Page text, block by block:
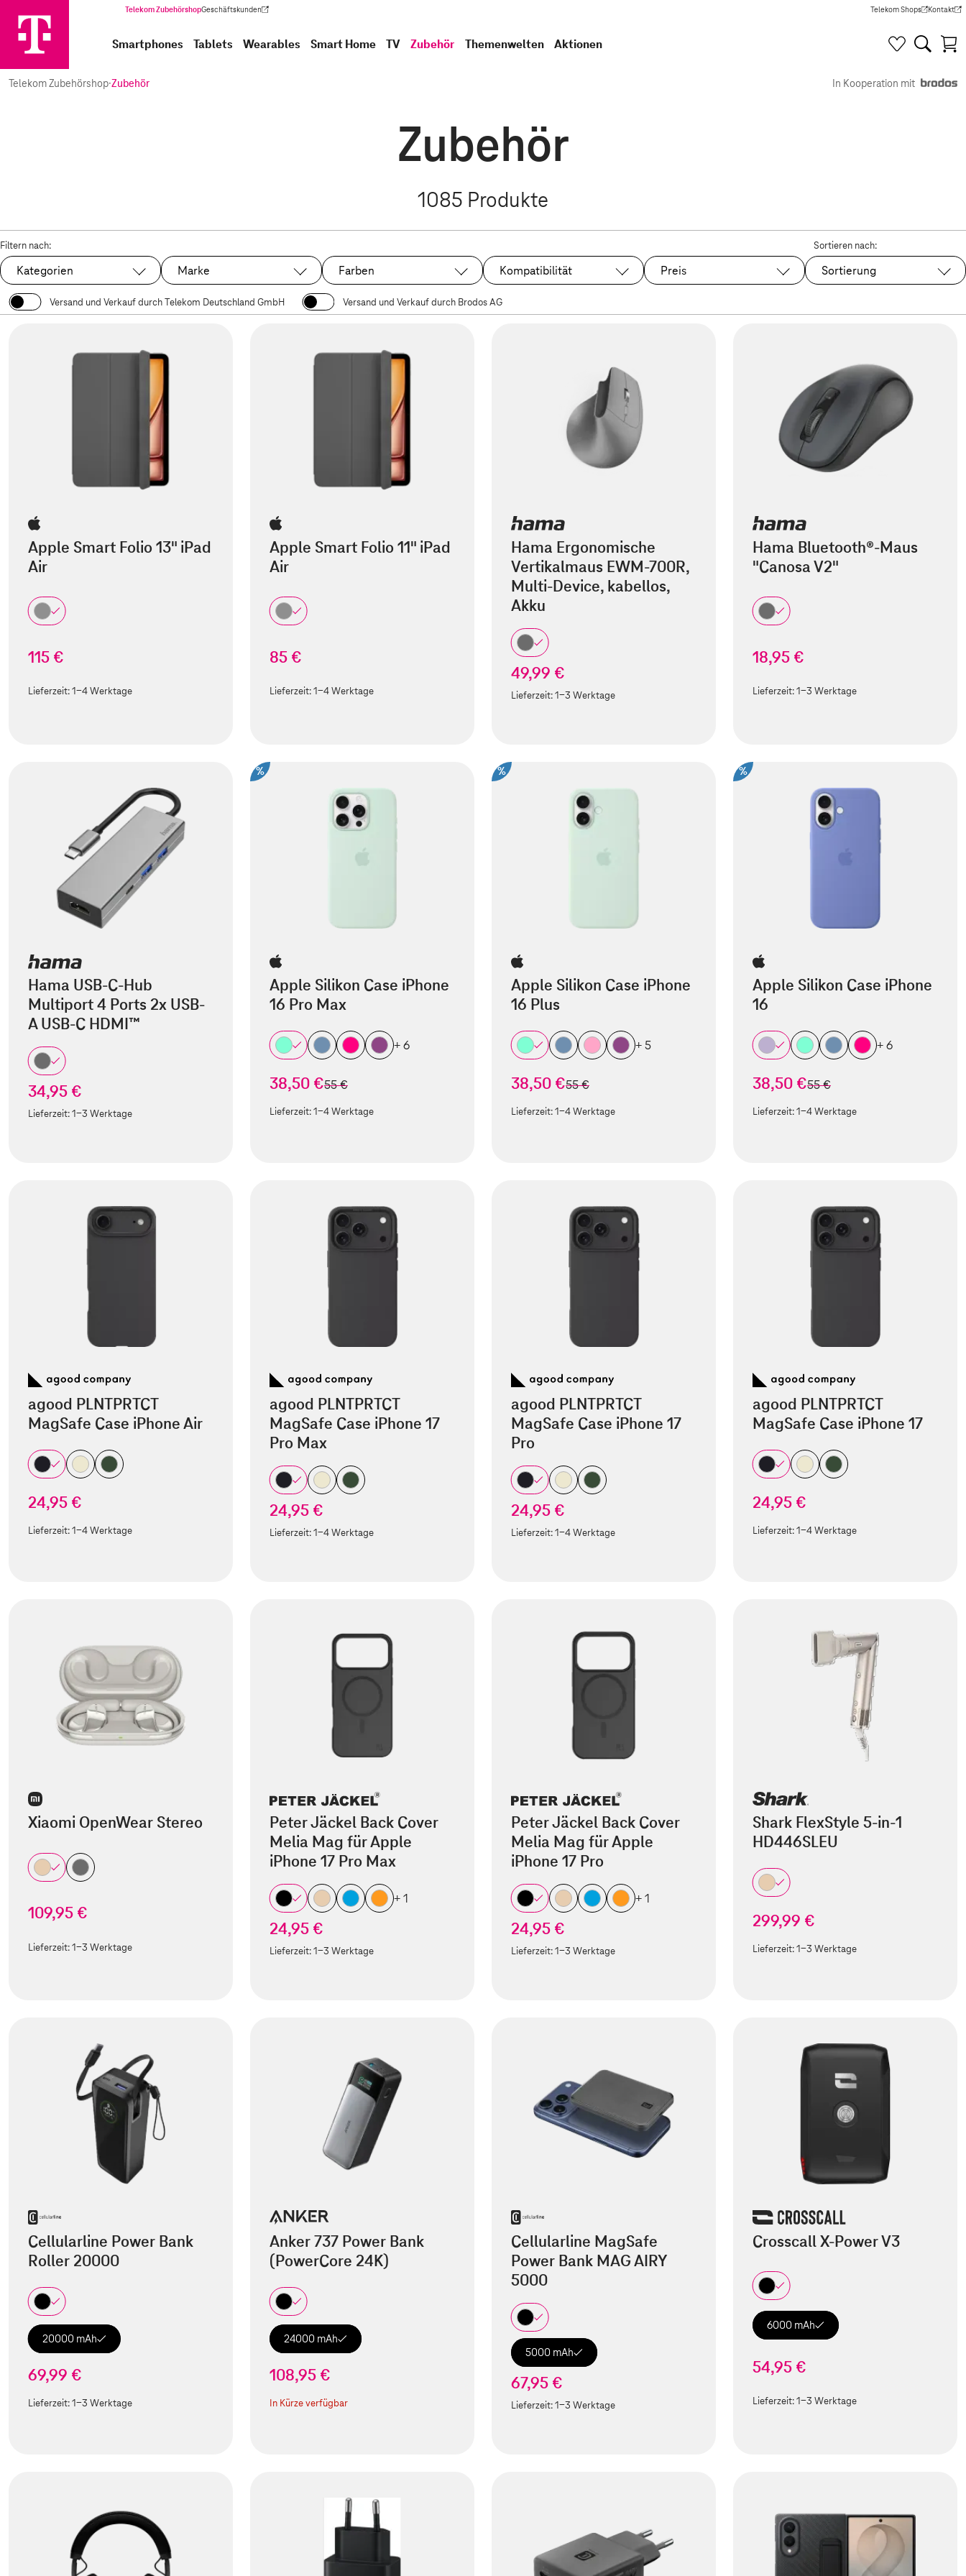
Telekom ZubehörshopGeschäftskunden
(Wird in einem neuen Tab geöffnet) Telekom Shops
(Wird in einem neuen Tab
Kontakt
(Wird in
Smartphones Tablets Wearables Smart Home TV Zubehör Themenwelten Aktionen
Telekom Zubehörshop·Zubehör In Kooperation mit
Zubehör
1085 Produkte
Filtern nach:
Kategorien Marke Farben Kompatibilität Preis
Sortieren nach:
Sortierung
Versand und Verkauf durch Telekom Deutschland GmbH Versand und Verkauf durch Brodos AG
Apple Smart Folio 13" iPad
Air
115 €
Lieferzeit:1-4 Werktage
Apple Smart Folio 11" iPad
Air
85 €
Lieferzeit:1-4 Werktage
Hama Ergonomische
Vertikalmaus EWM-700R,
Multi-Device, kabellos,
Akku
49,99 €
Lieferzeit:1-3 Werktage
Hama Bluetooth®-Maus
"Canosa V2"
18,95 €
Lieferzeit:1-3 Werktage
Hama USB-C-Hub
Multiport 4 Ports 2x USB-
A USB-C HDMI™
34,95 €
Lieferzeit:1-3 Werktage
%
Apple Silikon Case iPhone
16 Pro Max
+ 6
38,50 €statt
55 €
Lieferzeit:1-4 Werktage
%
Apple Silikon Case iPhone
16 Plus
+ 5
38,50 €statt
55 €
Lieferzeit:1-4 Werktage
%
Apple Silikon Case iPhone
16
+ 6
38,50 €statt
55 €
Lieferzeit:1-4 Werktage
agood PLNTPRTCT
MagSafe Case iPhone Air
24,95 €
Lieferzeit:1-4 Werktage
agood PLNTPRTCT
MagSafe Case iPhone 17
Pro Max
24,95 €
Lieferzeit:1-4 Werktage
agood PLNTPRTCT
MagSafe Case iPhone 17
Pro
24,95 €
Lieferzeit:1-4 Werktage
agood PLNTPRTCT
MagSafe Case iPhone 17
24,95 €
Lieferzeit:1-4 Werktage
Xiaomi OpenWear Stereo
109,95 €
Lieferzeit:1-3 Werktage
Peter Jäckel Back Cover
Melia Mag für Apple
iPhone 17 Pro Max
+ 1
24,95 €
Lieferzeit:1-3 Werktage
Peter Jäckel Back Cover
Melia Mag für Apple
iPhone 17 Pro
+ 1
24,95 €
Lieferzeit:1-3 Werktage
Shark FlexStyle 5-in-1
HD446SLEU
299,99 €
Lieferzeit:1-3 Werktage
Cellularline Power Bank
Roller 20000
20000 mAh
69,99 €
Lieferzeit:1-3 Werktage
Anker 737 Power Bank
(PowerCore 24K)
24000 mAh
108,95 €
In Kürze verfügbar
Cellularline MagSafe
Power Bank MAG AIRY
5000
5000 mAh
67,95 €
Lieferzeit:1-3 Werktage
Crosscall X-Power V3
6000 mAh
54,95 €
Lieferzeit:1-3 Werktage